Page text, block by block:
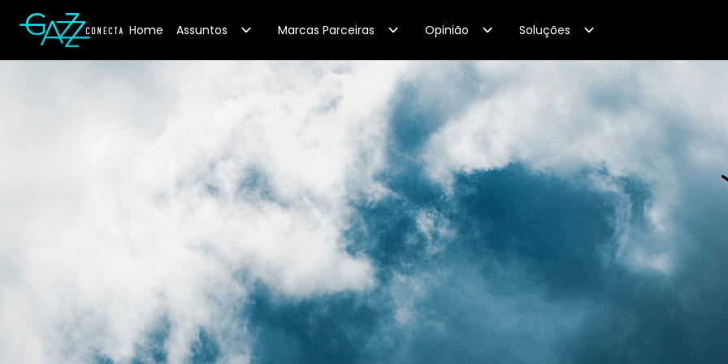
Your Company Home Assuntos Marcas Parceiras Opinião Soluções